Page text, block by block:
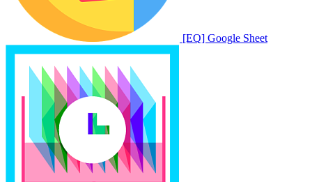
[EQ] Google Sheet